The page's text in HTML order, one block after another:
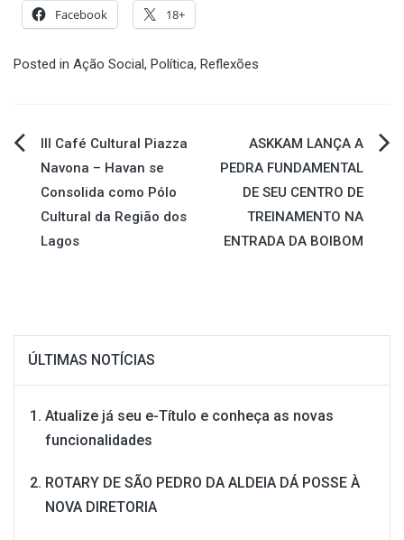
Facebook 18+
Posted in Ação Social, Política, Reflexões
Navegação
de
Post
III Café Cultural Piazza
Navona – Havan se
Consolida como Pólo
Cultural da Região dos
Lagos
ASKKAM LANÇA A
PEDRA FUNDAMENTAL
DE SEU CENTRO DE
TREINAMENTO NA
ENTRADA DA BOIBOM
ÚLTIMAS NOTÍCIAS
Atualize já seu e-Título e conheça as novas
funcionalidades
ROTARY DE SÃO PEDRO DA ALDEIA DÁ POSSE À
NOVA DIRETORIA